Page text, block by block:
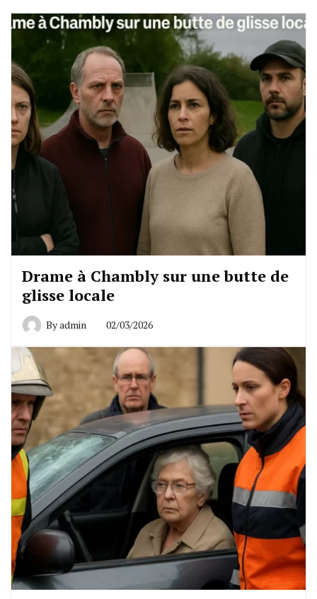
Drame à Chambly sur une butte de
glisse locale
Byadmin 02/03/2026